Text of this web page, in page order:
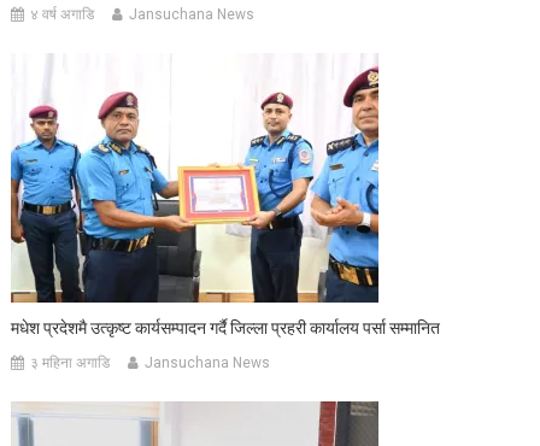
४ वर्ष अगाडि Jansuchana News
मधेश प्रदेशमै उत्कृष्ट कार्यसम्पादन गर्दै जिल्ला प्रहरी कार्यालय पर्सा सम्मानित
३ महिना अगाडि Jansuchana News